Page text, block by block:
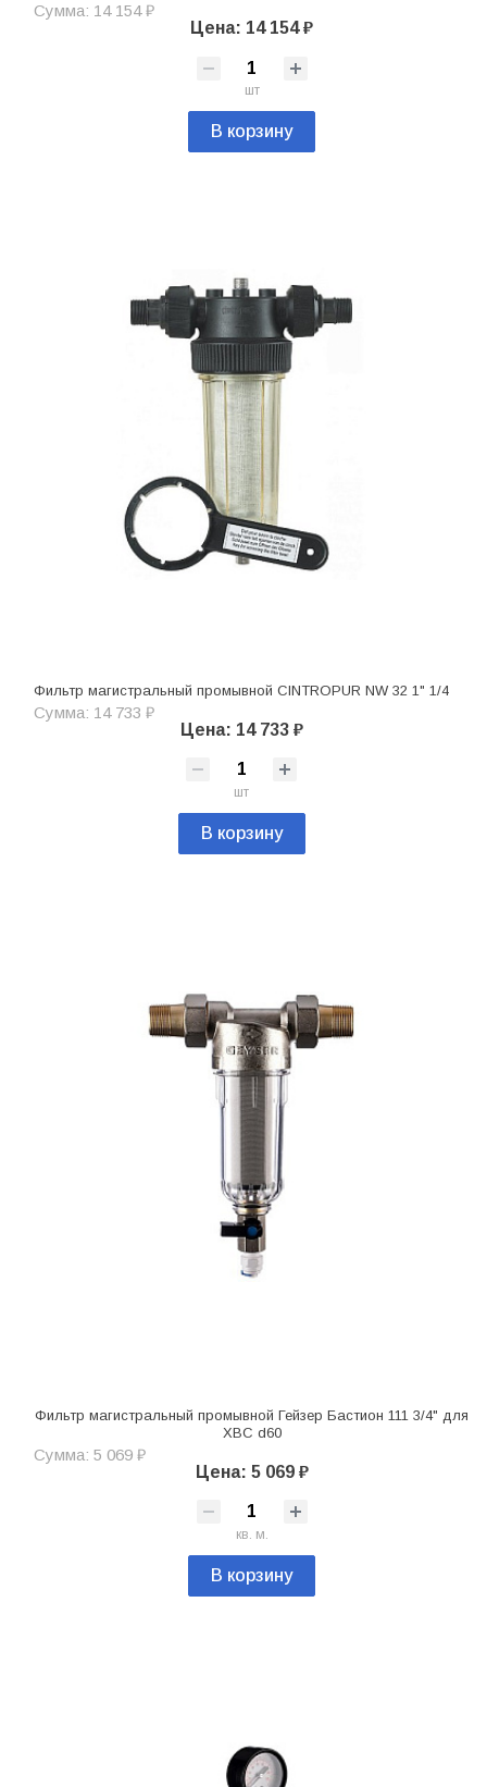
Сумма: 14 154 ₽
Цена: 14 154 ₽
шт
В корзину
Фильтр магистральный промывной CINTROPUR NW 32 1" 1/4
Сумма: 14 733 ₽
Цена: 14 733 ₽
шт
В корзину
Фильтр магистральный промывной Гейзер Бастион 111 3/4" для
ХВС d60
Сумма: 5 069 ₽
Цена: 5 069 ₽
кв. м.
В корзину